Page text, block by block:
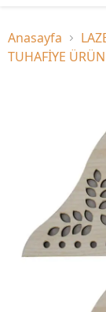
Anasayfa
TUHAFİYE